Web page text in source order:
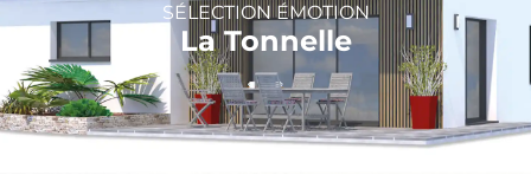
SÉLECTION ÉMOTION
La Tonnelle